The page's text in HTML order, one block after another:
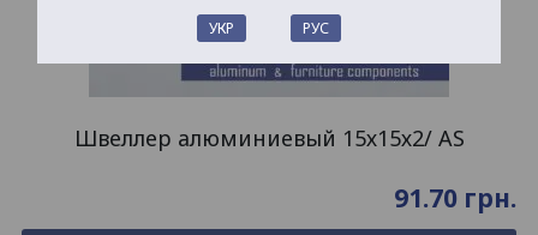
Швеллер алюминиевый 15х15х2/ AS
91.70 грн.
УКР РУС